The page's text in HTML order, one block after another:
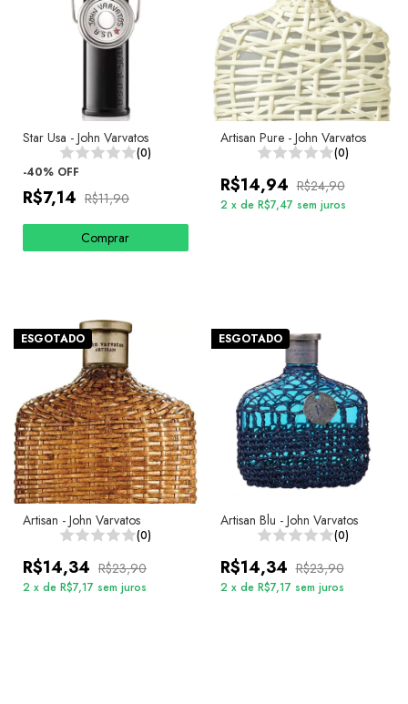
Star Usa - John Varvatos
(0)
-40% OFF
R$7,14 R$11,90
Comprar
Artisan Pure - John Varvatos
(0)
R$14,94 R$24,90
2 x de R$7,47 sem juros
ESGOTADO
Artisan - John Varvatos
(0)
R$14,34 R$23,90
2 x de R$7,17 sem juros
ESGOTADO
Artisan Blu - John Varvatos
(0)
R$14,34 R$23,90
2 x de R$7,17 sem juros